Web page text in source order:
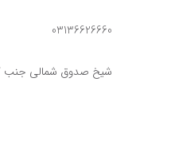
03136626660
شیخ صدوق شمالی جنب